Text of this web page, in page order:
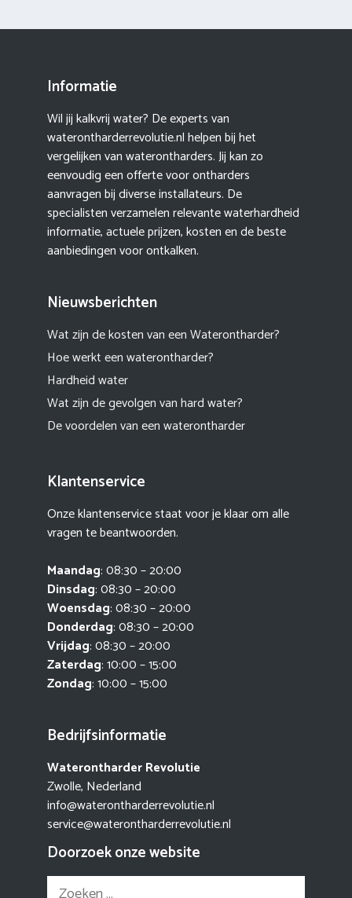
Informatie
Wil jij kalkvrij water? De experts van
waterontharderrevolutie.nl helpen bij het
vergelijken van waterontharders. Jij kan zo
eenvoudig een offerte voor ontharders
aanvragen bij diverse installateurs. De
specialisten verzamelen relevante waterhardheid
informatie, actuele prijzen, kosten en de beste
aanbiedingen voor ontkalken.
Nieuwsberichten
Wat zijn de kosten van een Waterontharder?
Hoe werkt een waterontharder?
Hardheid water
Wat zijn de gevolgen van hard water?
De voordelen van een waterontharder
Klantenservice
Onze klantenservice staat voor je klaar om alle
vragen te beantwoorden.
Maandag: 08:30 – 20:00
Dinsdag: 08:30 – 20:00
Woensdag: 08:30 – 20:00
Donderdag: 08:30 – 20:00
Vrijdag: 08:30 – 20:00
Zaterdag: 10:00 – 15:00
Zondag: 10:00 – 15:00
Bedrijfsinformatie
Waterontharder Revolutie
Zwolle, Nederland
info@waterontharderrevolutie.nl
service@waterontharderrevolutie.nl
Doorzoek onze website
Zoek